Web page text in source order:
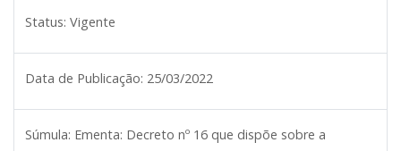
Status: Vigente
Data de Publicação: 25/03/2022
Súmula: Ementa: Decreto nº 16 que dispõe sobre a